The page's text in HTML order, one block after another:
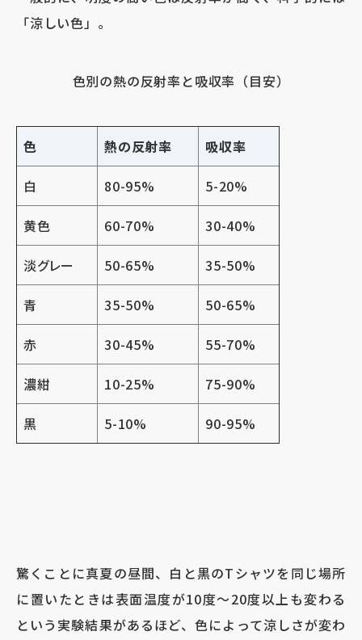
「涼しい色」。
色別の熱の反射率と吸収率（目安）
色 熱の反射率 吸収率
白 80-95% 5-20%
黄色 60-70% 30-40%
淡グレー 50-65% 35-50%
青 35-50% 50-65%
赤 30-45% 55-70%
濃紺 10-25% 75-90%
黒 5-10% 90-95%
驚くことに真夏の昼間、白と黒のTシャツを同じ場所
に置いたときは表面温度が10度～20度以上も変わる
という実験結果があるほど、色によって涼しさが変わ